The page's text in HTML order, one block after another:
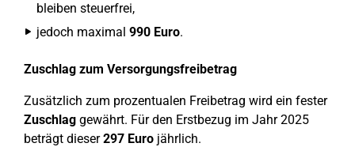
bleiben steuerfrei,
jedoch maximal 990 Euro.
Zuschlag zum Versorgungsfreibetrag
Zusätzlich zum prozentualen Freibetrag wird ein fester
Zuschlag gewährt. Für den Erstbezug im Jahr 2025
beträgt dieser297 Euro jährlich.